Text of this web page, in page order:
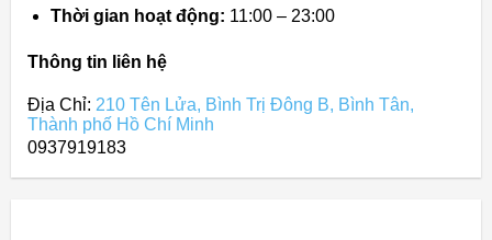
Thời gian hoạt động: 11:00 – 23:00
Thông tin liên hệ
Địa Chỉ: 210 Tên Lửa, Bình Trị Đông B, Bình Tân,
Thành phố Hồ Chí Minh
0937919183